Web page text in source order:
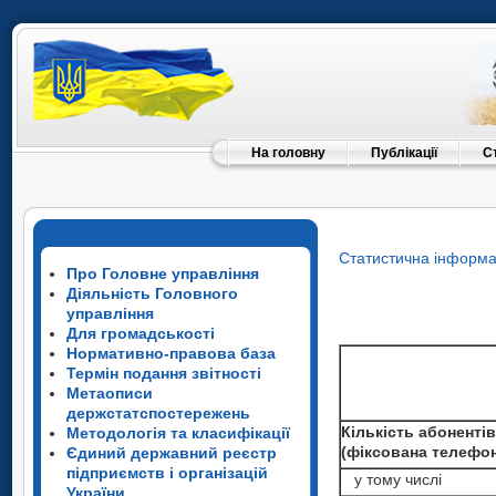
На головну Публікації
Про Головне управління
Діяльність Головного
управління
Для громадськості
Нормативно-правова база
Термін подання звітності
Метаописи
держстатспостережень
Методологія та класифікації
Єдиний державний реєстр
підприємств і організацій
Статистична
Кількість
(фіксована
у тому числі